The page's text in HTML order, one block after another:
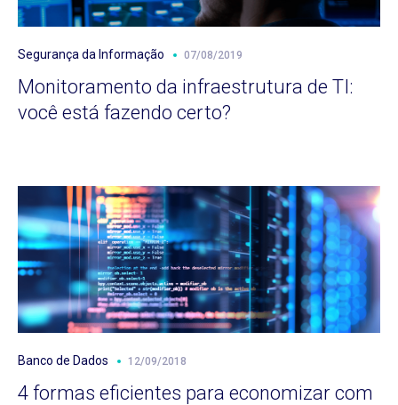
Segurança da Informação 07/08/2019
Monitoramento da infraestrutura de TI:
você está fazendo certo?
Banco de Dados 12/09/2018
4 formas eficientes para economizar com